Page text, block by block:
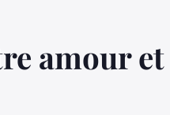
amour